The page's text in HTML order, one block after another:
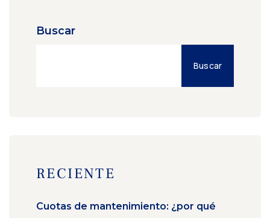
Buscar
Buscar
RECIENTE
Cuotas de mantenimiento: ¿por qué